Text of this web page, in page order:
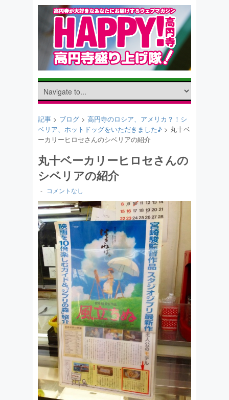
記事 > ブログ > 高円寺のロシア、アメリカ？！シ
ベリア、ホットドッグをいただきました♪ > 丸十ベ
ーカリーヒロセさんのシベリアの紹介
丸十ベーカリーヒロセさんの
シベリアの紹介
- コメントなし